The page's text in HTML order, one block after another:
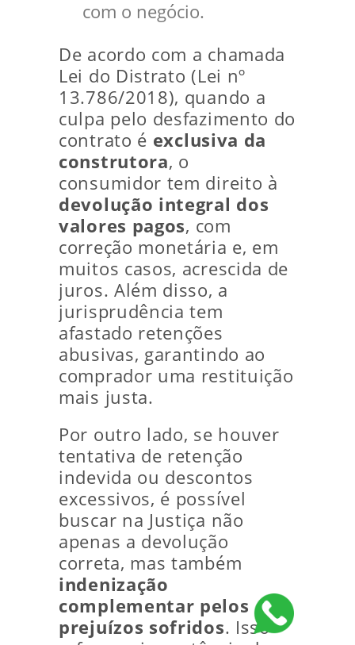
com o negócio.
De acordo com a chamada
Lei do Distrato (Lei nº
13.786/2018), quando a
culpa pelo desfazimento do
contrato é exclusiva da
construtora, o
consumidor tem direito à
devolução integral dos
valores pagos, com
correção monetária e, em
muitos casos, acrescida de
juros. Além disso, a
jurisprudência tem
afastado retenções
abusivas, garantindo ao
comprador uma restituição
mais justa.
Por outro lado, se houver
tentativa de retenção
indevida ou descontos
excessivos, é possível
buscar na Justiça não
apenas a devolução
correta, mas também
indenização
complementar pelos
prejuízos sofridos. Isso